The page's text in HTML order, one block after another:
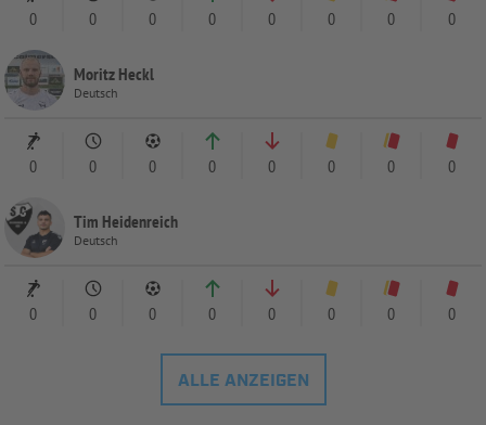
0 0 0 0 0 0 0 0
Moritz Heckl
Deutsch
0 0 0 0 0 0 0 0
Tim Heidenreich
Deutsch
0 0 0 0 0 0 0 0
ALLE ANZEIGEN